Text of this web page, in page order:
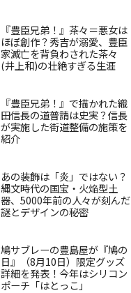
『豊臣兄弟！』茶々＝悪女は
ほぼ創作？秀吉が溺愛、豊臣
家滅亡を背負わされた茶々
(井上和)の壮絶すぎる生涯
『豊臣兄弟！』で描かれた織
田信長の道普請は史実？信長
が実施した街道整備の施策を
紹介
あの装飾は「炎」ではない？
縄文時代の国宝・火焔型土
器、5000年前の人々が刻んだ
謎とデザインの秘密
鳩サブレーの豊島屋が『鳩の
日』（8月10日）限定グッズ
詳細を発表！今年はシリコン
ポーチ「はとっこ」